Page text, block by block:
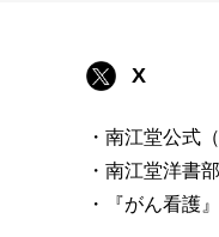
X
・南江堂公式
・南江堂洋書
・『がん看護